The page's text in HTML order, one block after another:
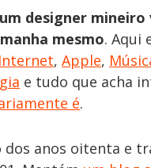
designer mineiro
mesmo. Aqui
Internet, Apple,
e tudo que acha
é.
dos anos oitenta e